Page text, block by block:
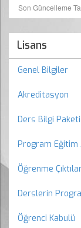
Son Güncelleme
Lisans
Genel Bilgiler
Akreditasyon
Ders Bilgi
Program Eğitim
Öğrenme
Derslerin
Öğrenci Kabulü